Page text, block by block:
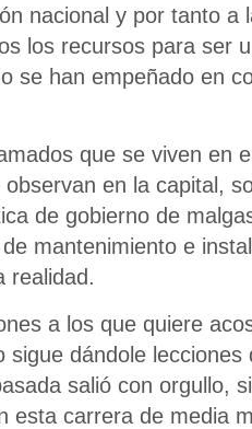
nacional y por tanto a
los recursos para ser
se han empeñado en
que se viven en
en la capital,
de gobierno de
mantenimiento e
realidad.
a los que quiere
sigue dándole
salió con orgullo,
esta carrera de media